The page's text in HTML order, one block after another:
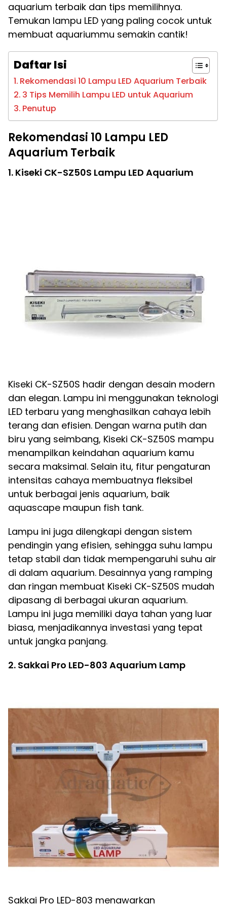
aquarium terbaik dan tips memilihnya.
Temukan lampu LED yang paling cocok untuk
membuat aquariummu semakin cantik!
Daftar Isi
Rekomendasi 10 Lampu LED Aquarium Terbaik
3 Tips Memilih Lampu LED untuk Aquarium
Penutup
Rekomendasi 10 Lampu LED
Aquarium Terbaik
1. Kiseki CK-SZ50S Lampu LED Aquarium
Kiseki CK-SZ50S hadir dengan desain modern
dan elegan. Lampu ini menggunakan teknologi
LED terbaru yang menghasilkan cahaya lebih
terang dan efisien. Dengan warna putih dan
biru yang seimbang, Kiseki CK-SZ50S mampu
menampilkan keindahan aquarium kamu
secara maksimal. Selain itu, fitur pengaturan
intensitas cahaya membuatnya fleksibel
untuk berbagai jenis aquarium, baik
aquascape maupun fish tank.
Lampu ini juga dilengkapi dengan sistem
pendingin yang efisien, sehingga suhu lampu
tetap stabil dan tidak mempengaruhi suhu air
di dalam aquarium. Desainnya yang ramping
dan ringan membuat Kiseki CK-SZ50S mudah
dipasang di berbagai ukuran aquarium.
Lampu ini juga memiliki daya tahan yang luar
biasa, menjadikannya investasi yang tepat
untuk jangka panjang.
2. Sakkai Pro LED-803 Aquarium Lamp
Sakkai Pro LED-803 menawarkan